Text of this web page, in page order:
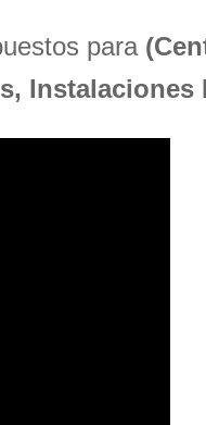
para
Instalaciones